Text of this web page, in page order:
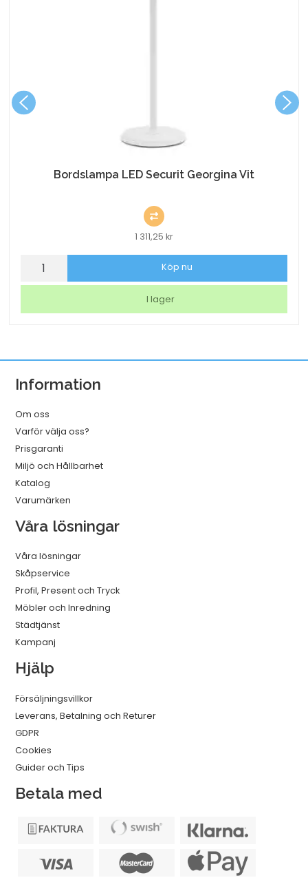
Bordslampa LED Securit Georgina Vit
1 311,25 kr
Bordslampa
Georgina
Köp nu
I lager
Information
Om oss
Varför välja oss?
Prisgaranti
Miljö och Hållbarhet
Katalog
Varumärken
Våra lösningar
Våra lösningar
Skåpservice
Profil, Present och Tryck
Möbler och Inredning
Städtjänst
Kampanj
Hjälp
Försäljningsvillkor
Leverans, Betalning och Returer
GDPR
Cookies
Guider och Tips
Betala med